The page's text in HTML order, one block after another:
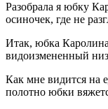
Разобрала я юбку
осиночек, где не
Итак, юбка
видоизмененный
Как мне видится на
полотно юбки